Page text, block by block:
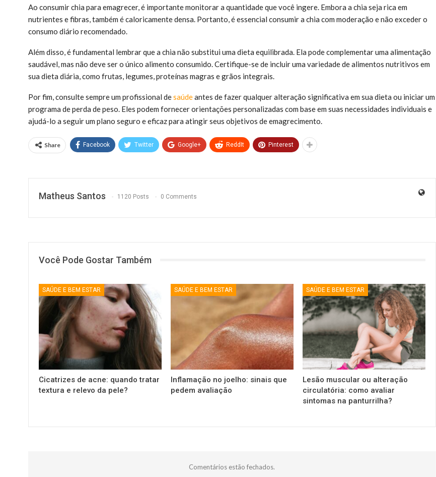
Ao consumir chia para emagrecer, é importante monitorar a quantidade que você ingere. Embora a chia seja rica em
nutrientes e fibras, também é caloricamente densa. Portanto, é essencial consumir a chia com moderação e não exceder o
consumo diário recomendado.
Além disso, é fundamental lembrar que a chia não substitui uma dieta equilibrada. Ela pode complementar uma alimentação
saudável, mas não deve ser o único alimento consumido. Certifique-se de incluir uma variedade de alimentos nutritivos em
sua dieta diária, como frutas, legumes, proteínas magras e grãos integrais.
Por fim, consulte sempre um profissional desaúdeantes de fazer qualquer alteração significativa em sua dieta ou iniciar um
programa de perda de peso. Eles podem fornecer orientações personalizadas com base em suas necessidades individuais e
ajudá-lo a seguir um plano seguro e eficaz para atingir seus objetivos de emagrecimento.
Share Facebook Twitter Google+ ReddIt Pinterest
Matheus Santos 1120 Posts 0 Comments
Você Pode Gostar Também
SAÚDE E BEM ESTAR
Cicatrizes de acne: quando tratar
textura e relevo da pele?
SAÚDE E BEM ESTAR
Inflamação no joelho: sinais que
pedem avaliação
SAÚDE E BEM ESTAR
Lesão muscular ou alteração
circulatória: como avaliar
sintomas na panturrilha?
Comentários estão fechados.